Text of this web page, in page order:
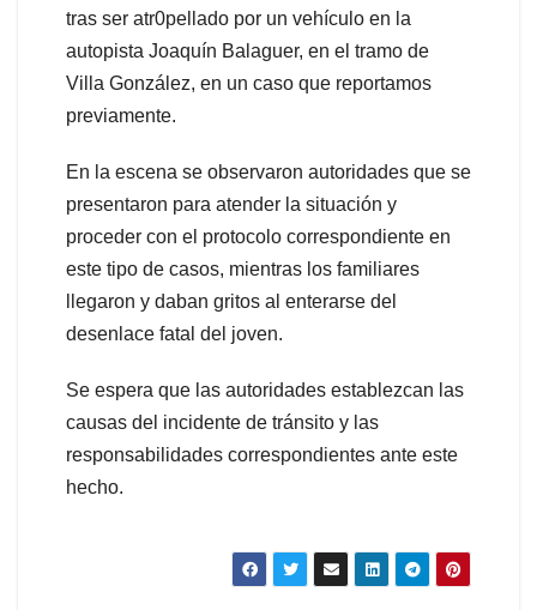
tras ser atr0pellado por un vehículo en la
autopista Joaquín Balaguer, en el tramo de
Villa González, en un caso que reportamos
previamente.
En la escena se observaron autoridades que se
presentaron para atender la situación y
proceder con el protocolo correspondiente en
este tipo de casos, mientras los familiares
llegaron y daban gritos al enterarse del
desenlace fatal del joven.
Se espera que las autoridades establezcan las
causas del incidente de tránsito y las
responsabilidades correspondientes ante este
hecho.